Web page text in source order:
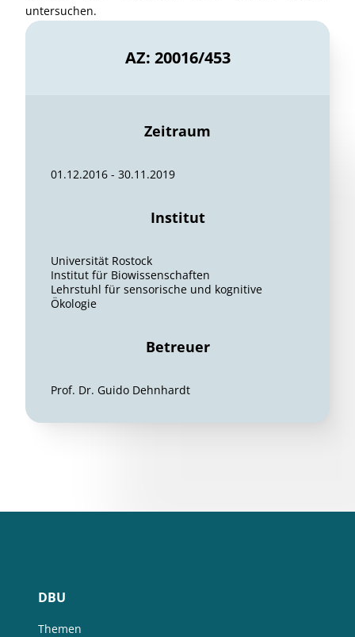
untersuchen.
AZ: 20016/453
Zeitraum
01.12.2016 - 30.11.2019
Institut
Universität Rostock
Institut für Biowissenschaften
Lehrstuhl für sensorische und kognitive
Ökologie
Betreuer
Prof. Dr. Guido Dehnhardt
DBU
Themen